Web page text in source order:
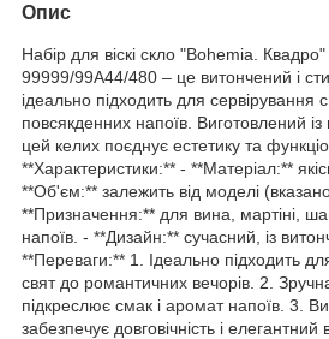
Опис
Набір для віскі скло "Bohemia.
99999/99A44/480 – це витончений і
ідеально підходить для сервірування
повсякденних напоїв. Виготовлений із
цей келих поєднує естетику та
**Характеристики:** - **Матеріал:**
**Об'єм:** залежить від моделі
**Призначення:** для вина, мартіні,
напоїв. - **Дизайн:** сучасний, із
**Переваги:** 1. Ідеально підходить
свят до романтичних вечорів. 2.
підкреслює смак і аромат напоїв. 3.
забезпечує довговічність і